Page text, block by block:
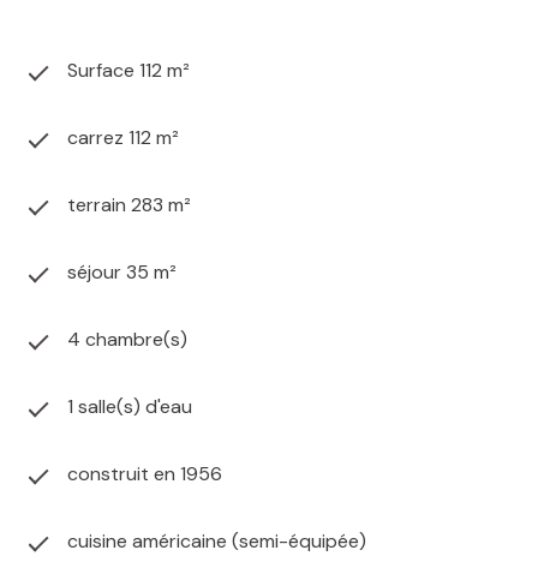
Surface 112 m²
carrez 112 m²
terrain 283 m²
séjour 35 m²
4 chambre(s)
1 salle(s) d'eau
construit en 1956
cuisine américaine (semi-équipée)